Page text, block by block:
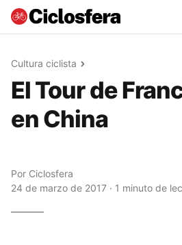
Cultura ciclista
El Tour de
en China
Por Ciclosfera
24 de marzo de 2017 · 1 minuto de